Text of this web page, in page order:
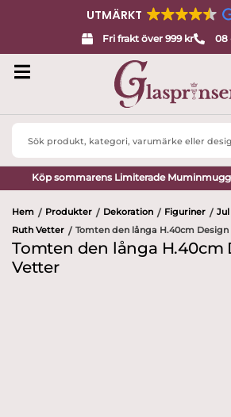
UTMÄRKT
Fri frakt över 999 kr 08
Search
Köp sommarens Limiterade
Hem / Produkter / Dekoration / Figuriner / Jul
Ruth Vetter / Tomten den långa H.40cm
Tomten den långa H.40cm
Vetter